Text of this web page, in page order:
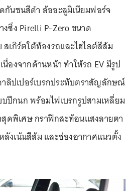
กันชนสีดำ ล้ออะลูมิเนียมฟอร์จ
ซิ่ง Pirelli P-Zero ขนาด
เกิร์ตใต้ท้องรถและไฮไลต์สีส้ม
องจากด้านหน้า ทำให้รถ EV มีรูป
ปเปอร์เบรกประทับตราสัญลักษณ์
ปีกนก พร้อมไฟเบรกรูปสามเหลี่ยม
ดพิเศษ กราฟิกสะท้อนแสงลายตา
งเน้นสีส้ม และช่องอากาศแนวตั้ง